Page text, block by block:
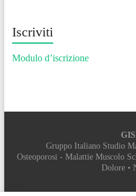
Iscriviti
Modulo d’iscrizione
Gruppo Italiano Studio
Osteoporosi - Malattie Muscolo
Dolore •